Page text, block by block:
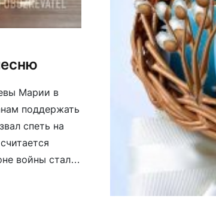
Марии в
поддержать
спеть на
войны стала